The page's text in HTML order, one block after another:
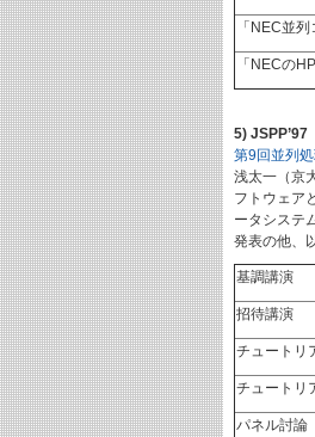
「NEC並
「NECの
5) JSPP’97
第9回並列
浅太一（京
フトウェア
ータシステ
発表の他、
基調講演
招待講演
チュートリ
チュートリ
パネル討論